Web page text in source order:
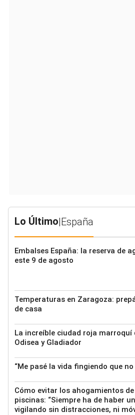
Lo Último|España
Embalses España: la reserva de
este 9 de agosto
Temperaturas en Zaragoza:
de casa
La increíble ciudad roja marroquí
Odisea y Gladiador
“Me pasé la vida fingiendo que
Cómo evitar los ahogamientos
piscinas: “Siempre ha de haber
vigilando sin distracciones, ni